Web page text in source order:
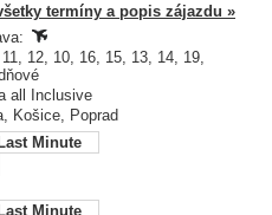
termíny a popis zájazdu »
12, 10, 16, 15, 13, 14, 19,
all Inclusive
Košice, Poprad
Minute
Minute